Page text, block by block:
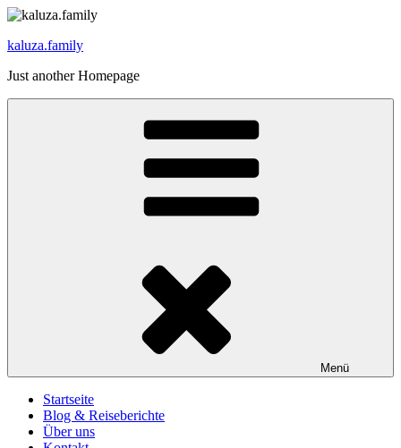
Zum
springen
kaluza.family
Just another Homepage
Menü
Startseite
Blog & Reiseberichte
Über uns